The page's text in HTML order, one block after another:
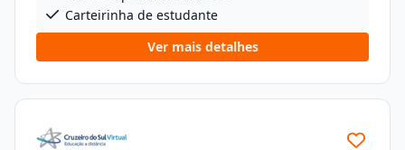
Carteirinha de estudante
Ver mais detalhes